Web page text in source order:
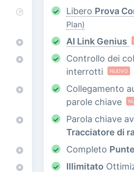
Libero Prova
Plan)
AI Link Genius
Controllo dei
interrotti
NUOVO
Collegamento
parole chiave
Parola chiave
Tracciatore di
Completo
Illimitato